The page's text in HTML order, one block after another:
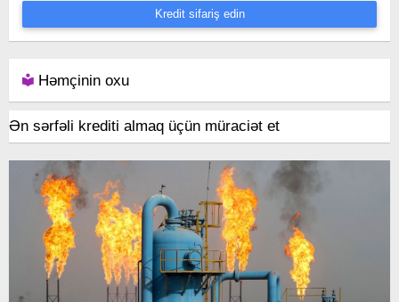
Kredit sifariş edin
Həmçinin oxu
Ən sərfəli krediti almaq üçün müraciət et